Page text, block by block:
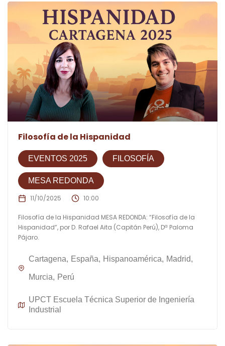
Filosofía de la Hispanidad
EVENTOS 2025 FILOSOFÍA
MESA REDONDA
11/10/2025 10:00
Filosofía de la Hispanidad MESA REDONDA: “Filosofía de la
Hispanidad”, por D. Rafael Aita (Capitán Perú), Dª Paloma
Pájaro.
Cartagena España Hispanoamérica Madrid
Murcia Perú
UPCT Escuela Técnica Superior de Ingeniería
Industrial